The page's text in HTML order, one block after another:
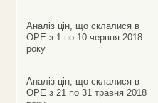
Аналіз цін, що склалися в
ОРЕ з 1 по 10 червня 2018
року
Аналіз цін, що склалися в
ОРЕ з 21 по 31 травня 2018